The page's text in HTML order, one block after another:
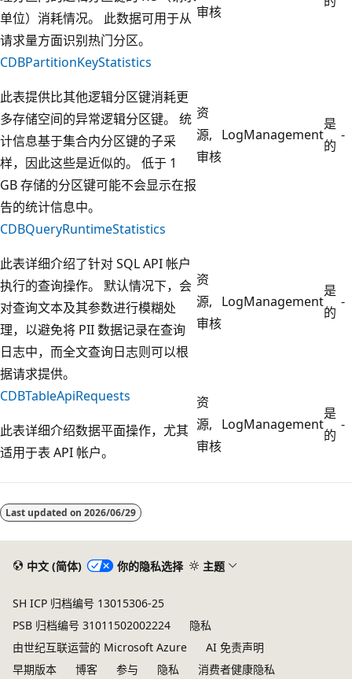
单位）消耗情况。 此数据可用于从
请求量方面识别热门分区。
审核
CDBPartitionKeyStatistics
此表提供比其他逻辑分区键消耗更
多存储空间的异常逻辑分区键。 统
计信息基于集合内分区键的子采
样，因此这些是近似的。 低于 1
GB 存储的分区键可能不会显示在报
告的统计信息中。
资
源,
审核
LogManagement
是
的
-
CDBQueryRuntimeStatistics
此表详细介绍了针对 SQL API 帐户
执行的查询操作。 默认情况下，会
对查询文本及其参数进行模糊处
理，以避免将 PII 数据记录在查询
日志中，而全文查询日志则可以根
据请求提供。
资
源,
审核
LogManagement
是
的
-
CDBTableApiRequests
此表详细介绍数据平面操作，尤其
适用于表 API 帐户。
资
源,
审核
LogManagement
是
的
-
模
式
Last updated on 2026/06/29
中文 (简体) 你的隐私选择 主题
SH ICP 归档编号 13015306-25
PSB 归档编号 31011502002224
隐私
由世纪互联运营的 Microsoft Azure
AI 免责声明
早期版本
博客 参与 隐私 消费者健康隐私